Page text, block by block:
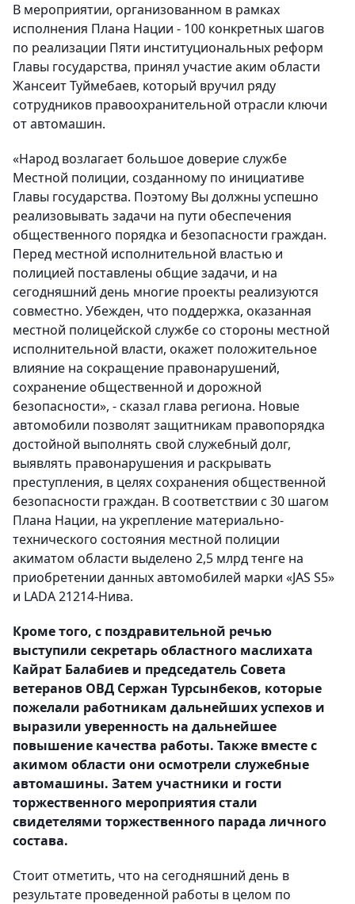
В мероприятии, организованном в рамках
исполнения Плана Нации - 100 конкретных шагов
по реализации Пяти институциональных реформ
Главы государства, принял участие аким области
Жансеит Туймебаев, который вручил ряду
сотрудников правоохранительной отрасли ключи
от автомашин.
«Народ возлагает большое доверие службе
Местной полиции, созданному по инициативе
Главы государства. Поэтому Вы должны успешно
реализовывать задачи на пути обеспечения
общественного порядка и безопасности граждан.
Перед местной исполнительной властью и
полицией поставлены общие задачи, и на
сегодняшний день многие проекты реализуются
совместно. Убежден, что поддержка, оказанная
местной полицейской службе со стороны местной
исполнительной власти, окажет положительное
влияние на сокращение правонарушений,
сохранение общественной и дорожной
безопасности», - сказал глава региона. Новые
автомобили позволят защитникам правопорядка
достойной выполнять свой служебный долг,
выявлять правонарушения и раскрывать
преступления, в целях сохранения общественной
безопасности граждан. В соответствии с 30 шагом
Плана Нации, на укрепление материально-
технического состояния местной полиции
акиматом области выделено 2,5 млрд тенге на
приобретении данных автомобилей марки «JAS S5»
и LADA 21214-Нива.
Кроме того, с поздравительной речью
выступили секретарь областного маслихата
Кайрат Балабиев и председатель Совета
ветеранов ОВД Сержан Турсынбеков, которые
пожелали работникам дальнейших успехов и
выразили уверенность на дальнейшее
повышение качества работы. Также вместе с
акимом области они осмотрели служебные
автомашины. Затем участники и гости
торжественного мероприятия стали
свидетелями торжественного парада личного
состава.
Стоит отметить, что на сегодняшний день в
результате проведенной работы в целом по